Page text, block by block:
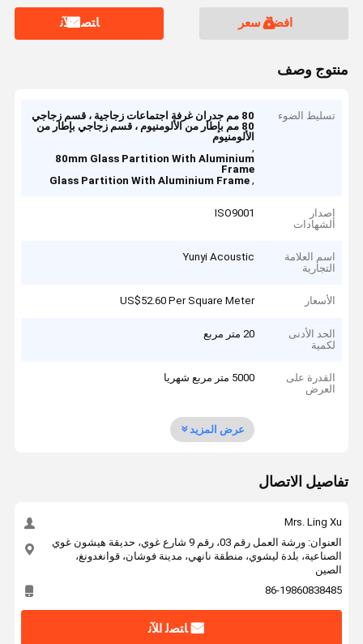
افضل سعر ﺎﺘﺼﻟ ﺍﻶﻧ
منتوج وصف
تسليط الضوء
80 مم جدران غرفة اجتماعات زجاجية ، قسم زجاجي
80 مم بإطار من الألومنيوم ، قسم زجاجي بإطار من
الألومنيوم
,
80mm Glass Partition With Aluminium
Frame
,
Glass Partition With Aluminium Frame
إصدار
الشهادات
ISO9001
اسم العلامة
التجارية
Yunyi Acoustic
الأسعار US$52.60 Per Square Meter
الحد الأدنى
لكمية
20 متر مربع
القدرة على
العرض
5000 متر مربع شهريا
عرض المزيد
تفاصيل الاتصال
Mrs. Ling Xu
العنوان: ورشة العمل رقم 03، رقم 9 شارع غوي، حديقة هيشون غوي
الصناعية، بلدة ليشوي، منطقة نانهي، مدينة فوشان، قوانغدونغ،
الصين
86-19860838485
ﺎﺘﺼﻟ ﺍﻶﻧ